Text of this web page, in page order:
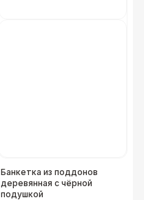
Банкетка из поддонов
деревянная с чёрной
подушкой